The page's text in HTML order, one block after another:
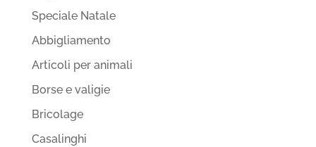
Speciale Natale
Abbigliamento
Articoli per animali
Borse e valigie
Bricolage
Casalinghi